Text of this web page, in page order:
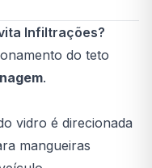
Infiltrações?
do teto
.
vidro é direcionada
mangueiras